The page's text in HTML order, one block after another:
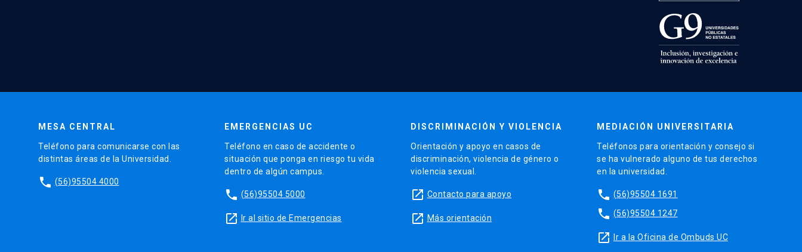
MESA CENTRAL
Teléfono para comunicarse con las
distintas áreas de la Universidad.
phone (56)95504 4000
EMERGENCIAS UC
Teléfono en caso de accidente o
situación que ponga en riesgo tu vida
dentro de algún campus.
phone (56)95504 5000
launch Ir al sitio de Emergencias
DISCRIMINACIÓN Y VIOLENCIA
Orientación y apoyo en casos de
discriminación, violencia de género o
violencia sexual.
launch Contacto para apoyo
launch Más orientación
MEDIACIÓN UNIVERSITARIA
Teléfonos para orientación y consejo si
se ha vulnerado alguno de tus derechos
en la universidad.
phone (56)95504 1691
phone (56)95504 1247
launch Ir a la Oficina de Ombuds UC